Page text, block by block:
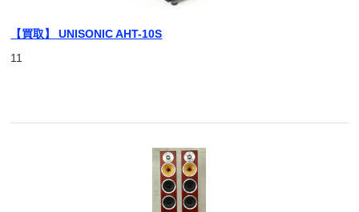
【買取】 UNISONIC AHT-10S
11